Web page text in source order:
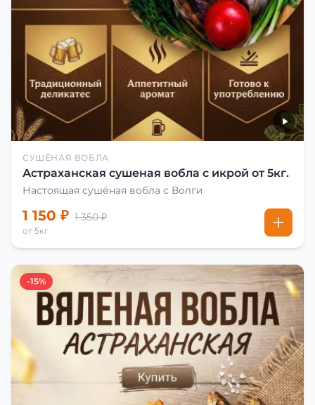
СУШЁНАЯ ВОБЛА
Астраханская сушеная вобла с икрой от 5кг.
Настоящая сушёная вобла с Волги
1 150 ₽ 1 350 ₽
от 5кг
-15%